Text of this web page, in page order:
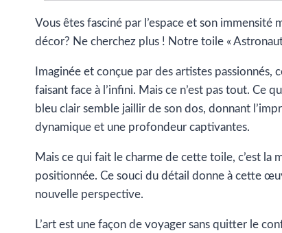
Vous êtes fasciné par l’espace et son
décor? Ne cherchez plus ! Notre toile «
Imaginée et conçue par des artistes
faisant face à l’infini. Mais ce n’est pas tout.
bleu clair semble jaillir de son dos, donnant
dynamique et une profondeur captivantes.
Mais ce qui fait le charme de cette toile, c’est la
positionnée. Ce souci du détail donne à cette
nouvelle perspective.
L’art est une façon de voyager sans quitter le